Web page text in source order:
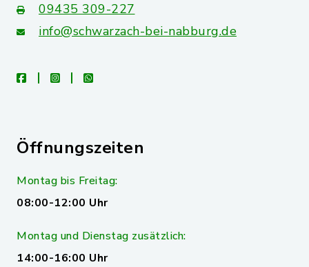
09435 309-227
info@schwarzach-bei-nabburg.de
facebookinstagramwhatsapp
Öffnungszeiten
Montag bis Freitag:
08:00-12:00 Uhr
Montag und Dienstag zusätzlich:
14:00-16:00 Uhr